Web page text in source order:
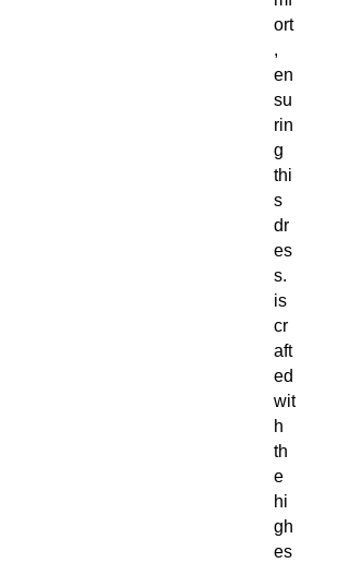
ort
,
en
su
rin
g
thi
s
dr
es
s.
is
cr
aft
ed
wit
h
th
e
hi
gh
es